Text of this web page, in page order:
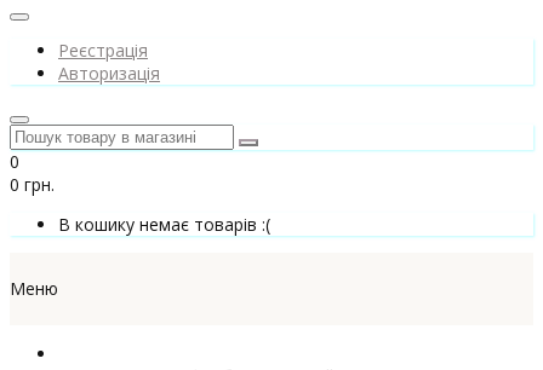
Реєстрація
Авторизація
0
0 грн.
В кошику немає товарів :(
Меню